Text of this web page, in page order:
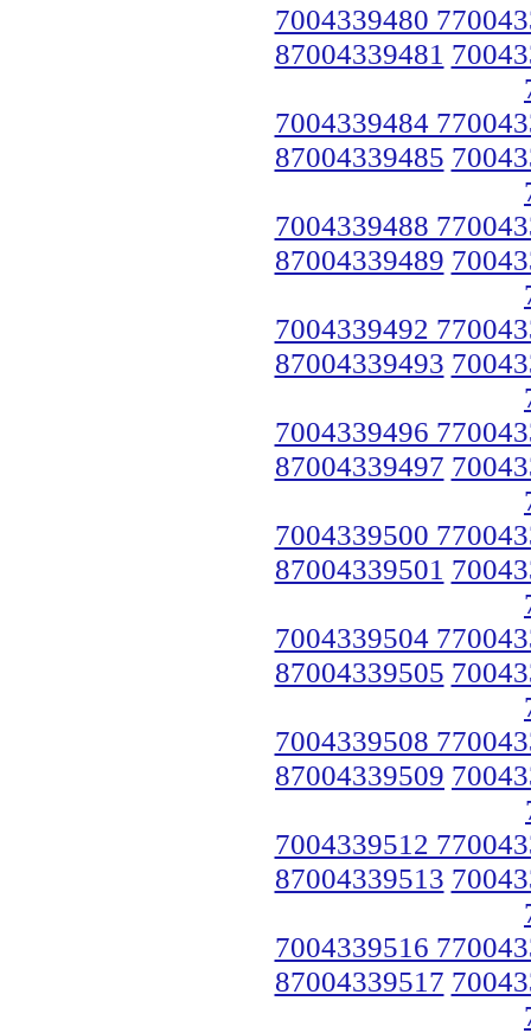
7004339480
87004339481
7004339484
87004339485
7004339488
87004339489
7004339492
87004339493
7004339496
87004339497
7004339500
87004339501
7004339504
87004339505
7004339508
87004339509
7004339512
87004339513
7004339516
87004339517